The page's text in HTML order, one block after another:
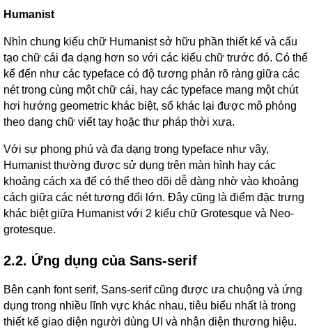
Humanist
Nhìn chung kiểu chữ Humanist sở hữu phần thiết kế và cấu
tạo chữ cái đa dạng hơn so với các kiểu chữ trước đó. Có thể
kể đến như các typeface có độ tương phản rõ ràng giữa các
nét trong cùng một chữ cái, hay các typeface mang một chút
hơi hướng geometric khác biệt, số khác lại được mô phỏng
theo dạng chữ viết tay hoặc thư pháp thời xưa.
Với sự phong phú và đa dạng trong typeface như vậy,
Humanist thường được sử dụng trên màn hình hay các
khoảng cách xa để có thể theo dõi dễ dàng nhờ vào khoảng
cách giữa các nét tương đối lớn. Đây cũng là điểm đặc trưng
khác biệt giữa Humanist với 2 kiểu chữ Grotesque và Neo-
grotesque.
2.2. Ứng dụng của Sans-serif
Bên cạnh font serif, Sans-serif cũng được ưa chuộng và ứng
dụng trong nhiều lĩnh vực khác nhau, tiêu biểu nhất là trong
thiết kế giao diện người dùng UI và nhận diện thương hiệu.